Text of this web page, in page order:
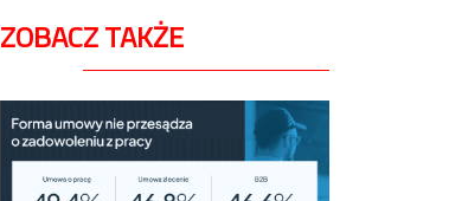
ZOBACZ TAKŻE